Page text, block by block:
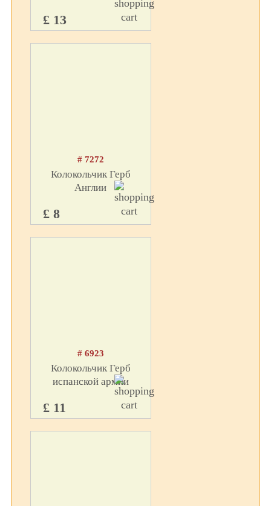
£ 13
# 7272
Колокольчик Герб
Англии
£ 8
# 6923
Колокольчик Герб
испанской армии
£ 11